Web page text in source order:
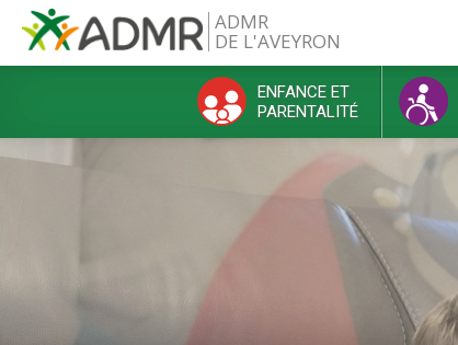
Aller au contenu principal ADMR
DE L'AVEYRON
ENFANCE ET
PARENTALITÉ
Menu principal